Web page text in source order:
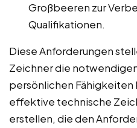
Großbeeren zur
Qualifikationen.
Diese Anforderungen
Zeichner die
persönlichen Fähigkeiten
effektive technische
erstellen, die den